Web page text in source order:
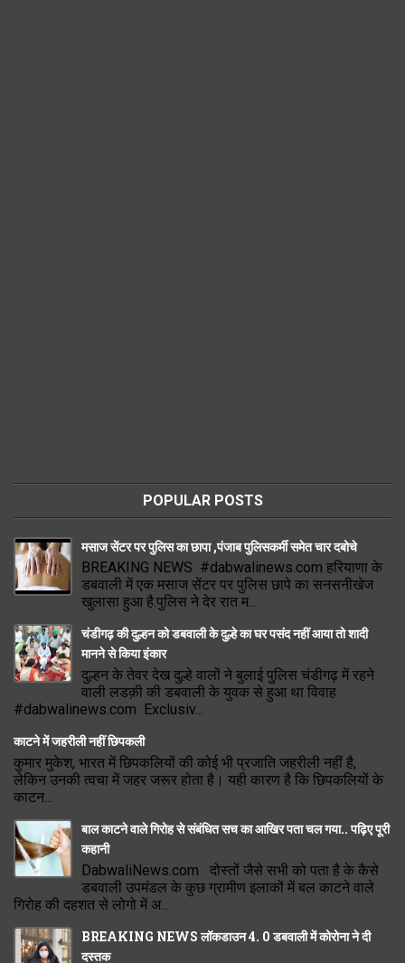
POPULAR POSTS
मसाज सेंटर पर पुलिस का छापा ,पंजाब पुलिसकर्मी समेत चार दबोचे
BREAKING NEWS #dabwalinews.com हरियाणा के
डबवाली में एक मसाज सेंटर पर पुलिस छापे का सनसनीखेज
खुलासा हुआ है.पुलिस ने देर रात म...
चंडीगढ़ की दुल्हन को डबवाली के दुल्हे का घर पसंद नहीं आया तो शादी
मानने से किया इंकार
दुल्हन के तेवर देख दुल्हे वालों ने बुलाई पुलिस चंडीगढ़ में रहने
वाली लडक़ी की डबवाली के युवक से हुआ था विवाह
#dabwalinews.com Exclusiv...
काटने में जहरीली नहीं छिपकली
कुमार मुकेश, भारत में छिपकलियों की कोई भी प्रजाति जहरीली नहीं है,
लेकिन उनकी त्वचा में जहर जरूर होता है। यही कारण है कि छिपकलियों के
काटन...
बाल काटने वाले गिरोह से संबंधित सच का आखिर पता चल गया.. पढ़िए पूरी
कहानी
DabwaliNews.com दोस्तों जैसे सभी को पता है के कैसे
डबवाली उपमंडल के कुछ ग्रामीण इलाकों में बल काटने वाले
गिरोह की दहशत से लोगो में अ...
BREAKING NEWS लॉकडाउन 4. 0 डबवाली में कोरोना ने दी
दस्तक